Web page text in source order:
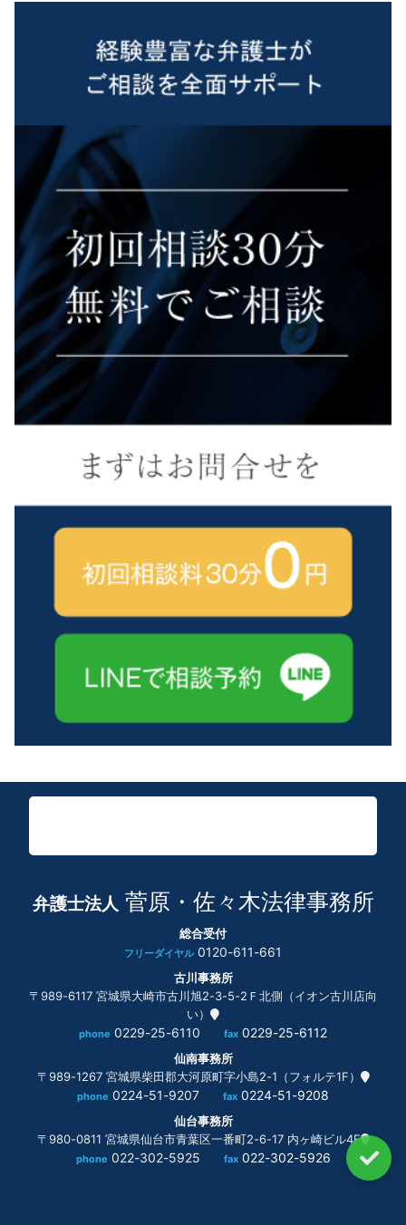
弁護士法人 菅原・佐々木法律事務所
総合受付
フリーダイヤル 0120-611-661
古川事務所
〒989-6117 宮城県大崎市古川旭2-3-5-2Ｆ北側（イオン古川店向
い）
phone 0229-25-6110 fax 0229-25-6112
仙南事務所
〒989-1267 宮城県柴田郡大河原町字小島2-1（フォルテ1F）
phone 0224-51-9207 fax 0224-51-9208
仙台事務所
〒980-0811 宮城県仙台市青葉区一番町2-6-17 内ヶ崎ビル4F
phone 022-302-5925 fax 022-302-5926